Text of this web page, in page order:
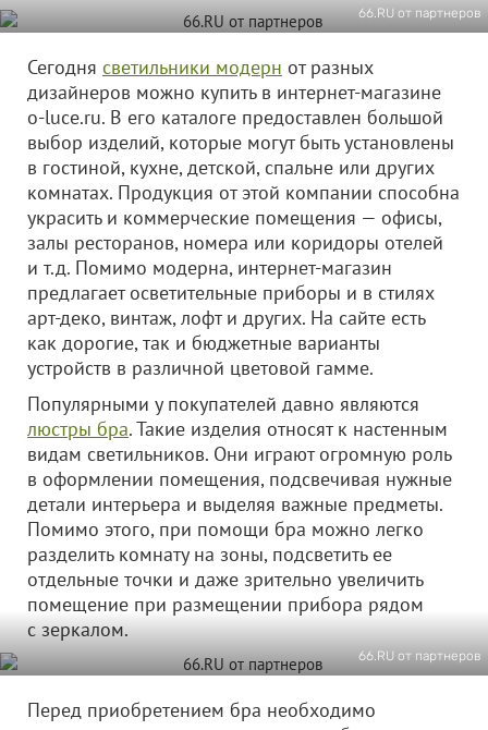
66.RU от партнеров
Сегодня светильники модерн от разных
дизайнеров можно купить в интернет-магазине
o-luce.ru. В его каталоге предоставлен большой
выбор изделий, которые могут быть установлены
в гостиной, кухне, детской, спальне или других
комнатах. Продукция от этой компании способна
украсить и коммерческие помещения — офисы,
залы ресторанов, номера или коридоры отелей
и т.д. Помимо модерна, интернет-магазин
предлагает осветительные приборы и в стилях
арт-деко, винтаж, лофт и других. На сайте есть
как дорогие, так и бюджетные варианты
устройств в различной цветовой гамме.
Популярными у покупателей давно являются
люстры бра. Такие изделия относят к настенным
видам светильников. Они играют огромную роль
в оформлении помещения, подсвечивая нужные
детали интерьера и выделяя важные предметы.
Помимо этого, при помощи бра можно легко
разделить комнату на зоны, подсветить ее
отдельные точки и даже зрительно увеличить
помещение при размещении прибора рядом
с зеркалом.
66.RU от партнеров
Перед приобретением бра необходимо